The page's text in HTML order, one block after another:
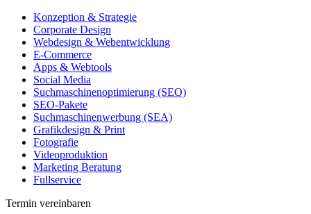
Konzeption & Strategie
Corporate Design
Webdesign & Webentwicklung
E-Commerce
Apps & Webtools
Social Media
Suchmaschinenoptimierung (SEO)
SEO-Pakete
Suchmaschinenwerbung (SEA)
Grafikdesign & Print
Fotografie
Videoproduktion
Marketing Beratung
Fullservice
Termin vereinbaren